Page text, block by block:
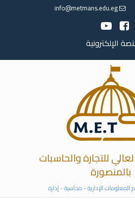
الإلكترونية
للتجارة والحاسبات
بالمنصورة
الإدارية - محاسبة - إدارة